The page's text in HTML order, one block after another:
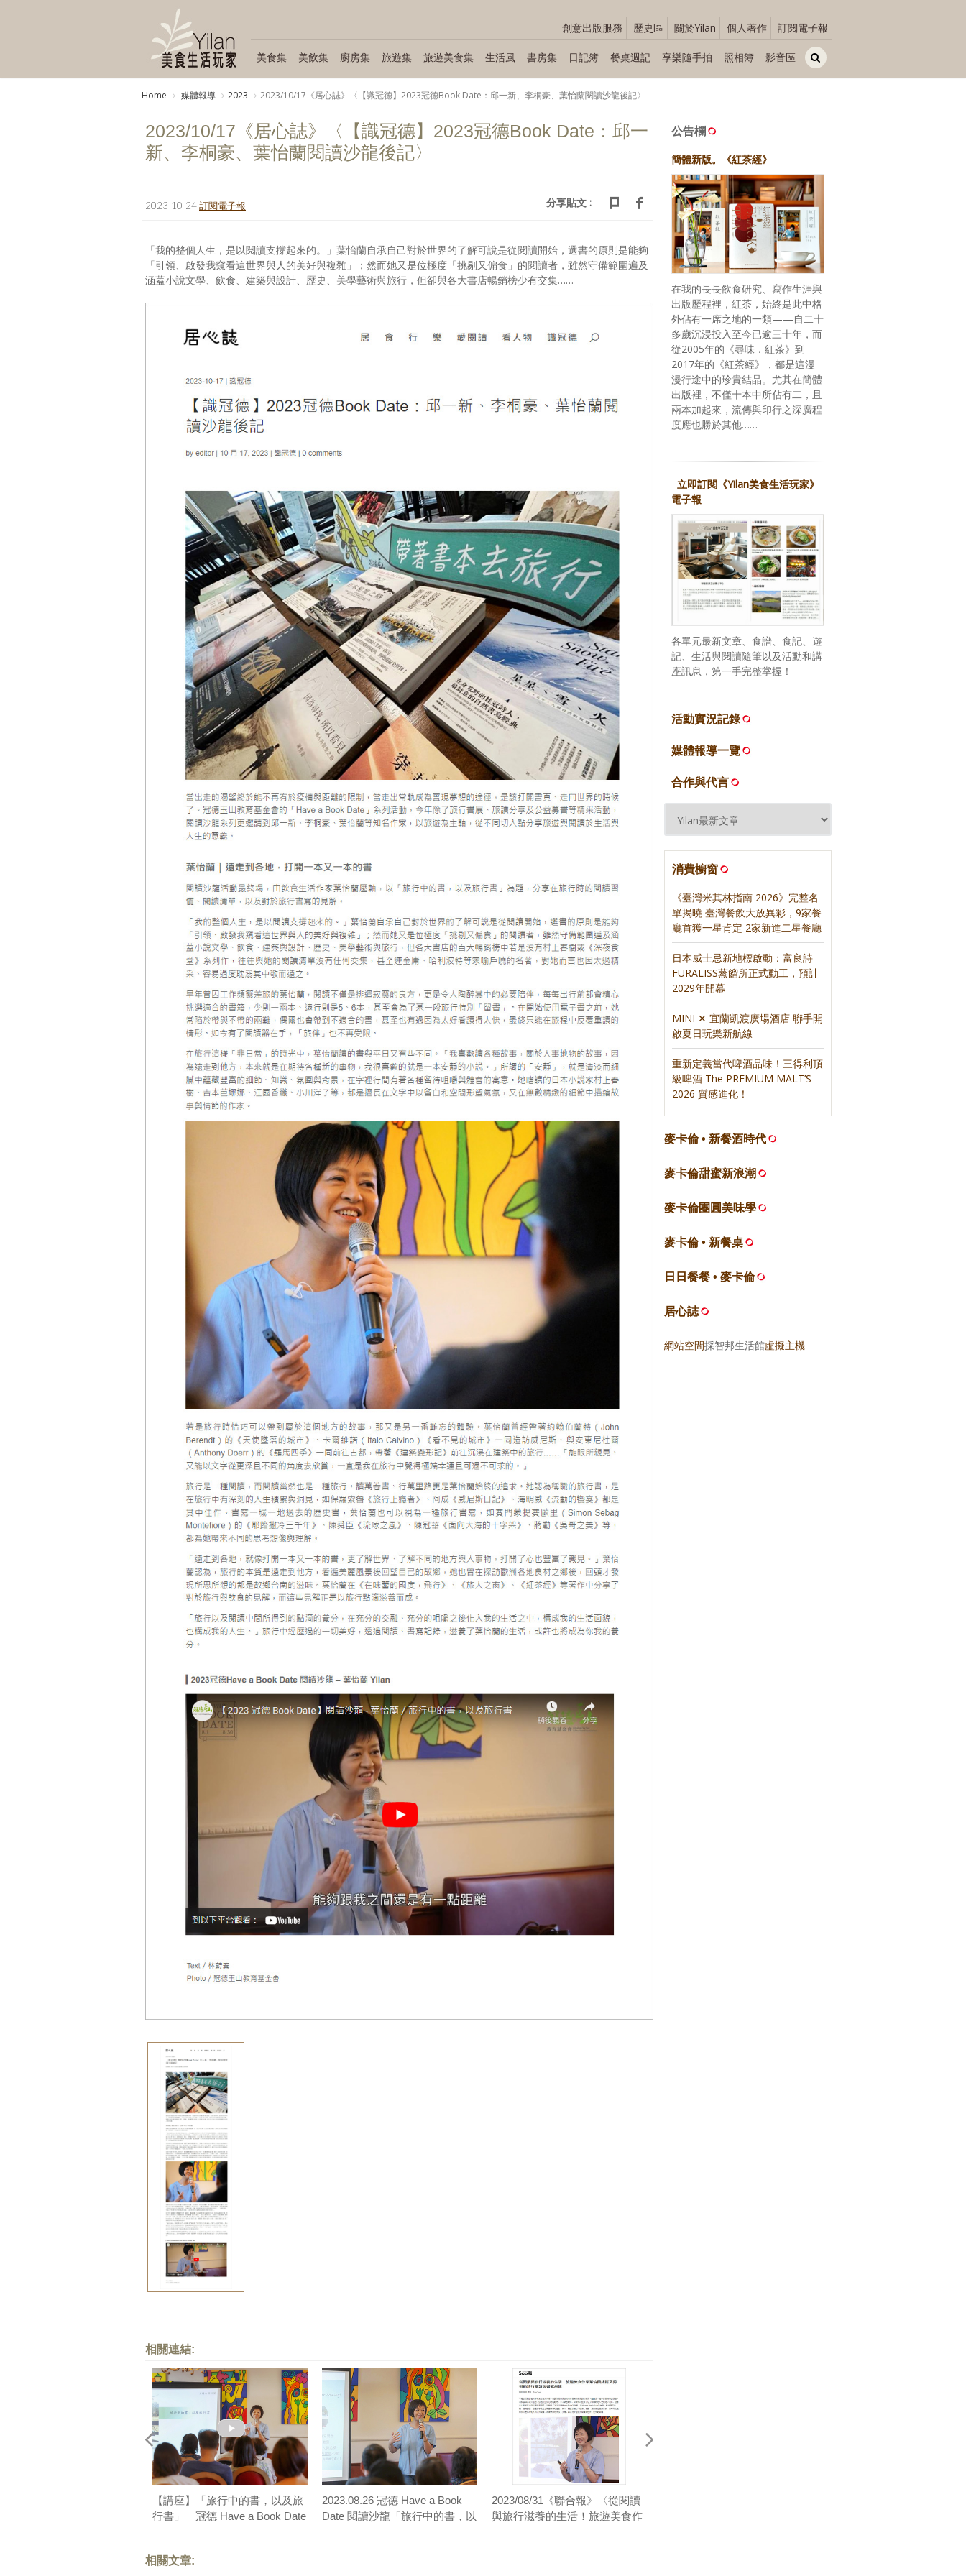
創意出版服務 歷史區 關於Yilan 個人著作 訂閱電子報
美食集 美飲集 廚房集 旅遊集 旅遊美食集 生活風 書房集 日記簿 餐桌週記 享樂隨手拍 照相簿 影音區
Home 媒體報導 2023 2023/10/17《居心誌》〈【識冠德】2023冠德Book Date：邱一新、李桐豪、葉怡蘭閱讀沙龍後記〉
2023/10/17《居心誌》〈【識冠德】2023冠德Book Date：邱一
新、李桐豪、葉怡蘭閱讀沙龍後記〉
2023-10-24訂閱電子報 分享貼文 :
「我的整個人生，是以閱讀支撐起來的。」葉怡蘭自承自己對於世界的了解可說是從閱讀開始，選書的原則是能夠
「引領、啟發我窺看這世界與人的美好與複雜」；然而她又是位極度「挑剔又偏食」的閱讀者，雖然守備範圍遍及
涵蓋小說文學、飲食、建築與設計、歷史、美學藝術與旅行，但卻與各大書店暢銷榜少有交集……
相關連結:
【講座】「旅行中的書，以及旅
行書」｜冠德 Have a Book Date
2023.08.26 冠德 Have a Book
Date 閱讀沙龍「旅行中的書，以
2023/08/31《聯合報》〈從閱讀
與旅行滋養的生活！旅遊美食作
相關文章:
公告欄
簡體新版。《紅茶經》
在我的長長飲食研究、寫作生涯與
出版歷程裡，紅茶，始終是此中格
外佔有一席之地的一類——自二十
多歲沉浸投入至今已逾三十年，而
從2005年的《尋味．紅茶》到
2017年的《紅茶經》，都是這漫
漫行途中的珍貴結晶。尤其在簡體
出版裡，不僅十本中所佔有二，且
兩本加起來，流傳與印行之深廣程
度應也勝於其他……
立即訂閱《Yilan美食生活玩家》
電子報
各單元最新文章、食譜、食記、遊
記、生活與閱讀隨筆以及活動和講
座訊息，第一手完整掌握！
活動實況記錄
媒體報導一覽
合作與代言
消費櫥窗
《臺灣米其林指南 2026》完整名
單揭曉 臺灣餐飲大放異彩，9家餐
廳首獲一星肯定 2家新進二星餐廳
日本威士忌新地標啟動：富良詩
FURALISS蒸餾所正式動工，預計
2029年開幕
MINI ✕ 宜蘭凱渡廣場酒店 聯手開
啟夏日玩樂新航線
重新定義當代啤酒品味！三得利頂
級啤酒 The PREMIUM MALT’S
2026 質感進化！
麥卡倫 • 新餐酒時代
麥卡倫甜蜜新浪潮
麥卡倫團圓美味學
麥卡倫 • 新餐桌
日日餐餐 • 麥卡倫
居心誌
網站空間採智邦生活館虛擬主機